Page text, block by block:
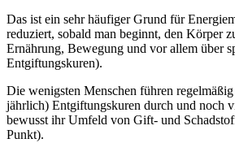
Das ist ein sehr häufiger Grund für
reduziert, sobald man beginnt, den Körper
Ernährung, Bewegung und vor allem über
Entgiftungskuren).
Die wenigsten Menschen führen
jährlich) Entgiftungskuren durch und noch
bewusst ihr Umfeld von Gift- und
Punkt).